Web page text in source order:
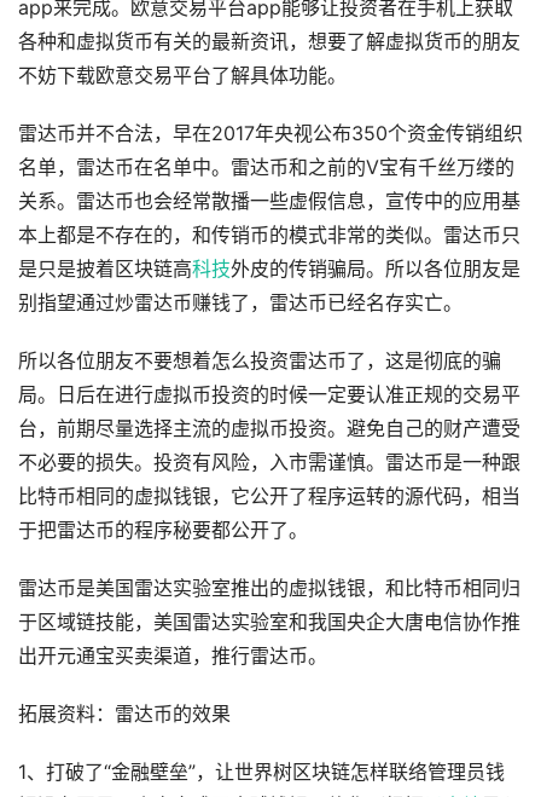
app来完成。欧意交易平台app能够让投资者在手机上获取
各种和虚拟货币有关的最新资讯，想要了解虚拟货币的朋友
不妨下载欧意交易平台了解具体功能。
雷达币并不合法，早在2017年央视公布350个资金传销组织
名单，雷达币在名单中。雷达币和之前的V宝有千丝万缕的
关系。雷达币也会经常散播一些虚假信息，宣传中的应用基
本上都是不存在的，和传销币的模式非常的类似。雷达币只
是只是披着区块链高科技外皮的传销骗局。所以各位朋友是
别指望通过炒雷达币赚钱了，雷达币已经名存实亡。
所以各位朋友不要想着怎么投资雷达币了，这是彻底的骗
局。日后在进行虚拟币投资的时候一定要认准正规的交易平
台，前期尽量选择主流的虚拟币投资。避免自己的财产遭受
不必要的损失。投资有风险，入市需谨慎。雷达币是一种跟
比特币相同的虚拟钱银，它公开了程序运转的源代码，相当
于把雷达币的程序秘要都公开了。
雷达币是美国雷达实验室推出的虚拟钱银，和比特币相同归
于区域链技能，美国雷达实验室和我国央企大唐电信协作推
出开元通宝买卖渠道，推行雷达币。
拓展资料：雷达币的效果
1、打破了“金融壁垒”，让世界树区块链怎样联络管理员钱